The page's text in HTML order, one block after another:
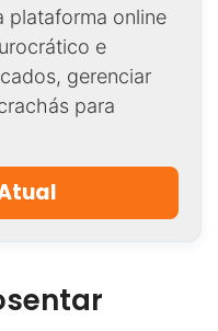
plataforma online
e
gerenciar
para